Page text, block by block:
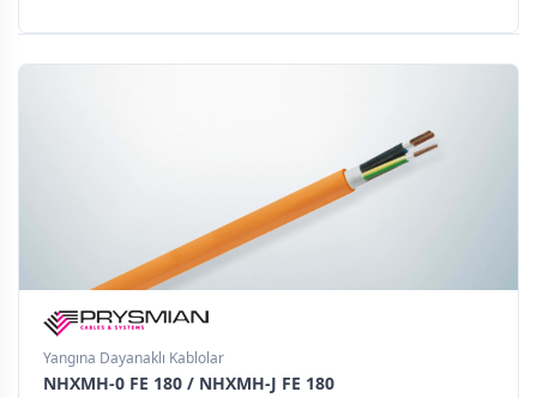
Yangına Dayanaklı Kablolar
NHXMH-0 FE 180 / NHXMH-J FE 180